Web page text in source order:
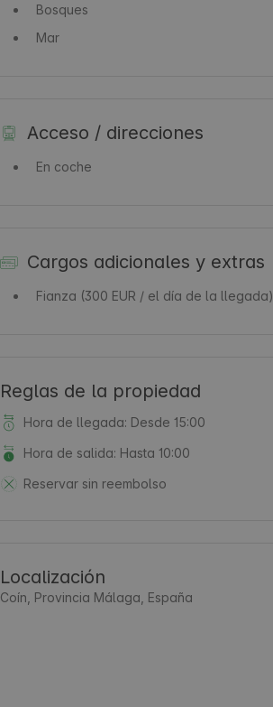
Bosques
Mar
Acceso / direcciones
En coche
Cargos adicionales y extras
Fianza (300 EUR / el día de la llegada)
Reglas de la propiedad
Hora de llegada: Desde 15:00
Hora de salida: Hasta 10:00
Reservar sin reembolso
Localización
Coín, Provincia Málaga, España